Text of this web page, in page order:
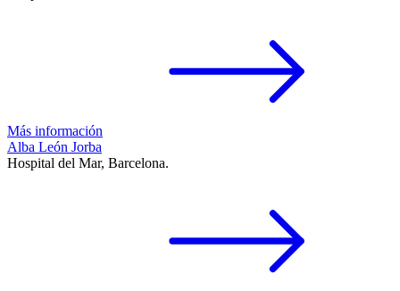
Más información
Alba León Jorba
Hospital del Mar, Barcelona.